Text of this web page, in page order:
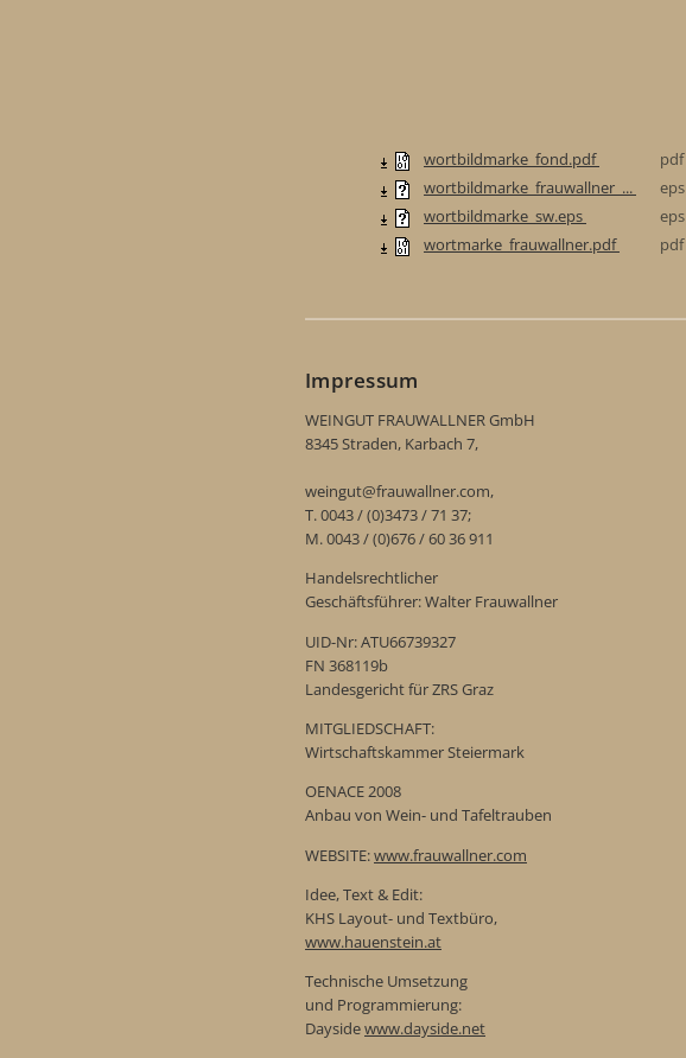
wortbildmarke_fond.pdf pdf
wortbildmarke_frauwallner_...
eps
wortbildmarke_sw.eps
eps
wortmarke_frauwallner.pdf
pdf
Impressum
WEINGUT FRAUWALLNER GmbH
8345 Straden, Karbach 7,
weingut@frauwallner.com,
T. 0043 / (0)3473 / 71 37;
M. 0043 / (0)676 / 60 36 911
Handelsrechtlicher
Geschäftsführer: Walter Frauwallner
UID-Nr: ATU66739327
FN 368119b
Landesgericht für ZRS Graz
MITGLIEDSCHAFT:
Wirtschaftskammer Steiermark
OENACE 2008
Anbau von Wein- und Tafeltrauben
WEBSITE:www.frauwallner.com
Idee, Text & Edit:
KHS Layout- und Textbüro,
www.hauenstein.at
Technische Umsetzung
und Programmierung:
Daysidewww.dayside.net